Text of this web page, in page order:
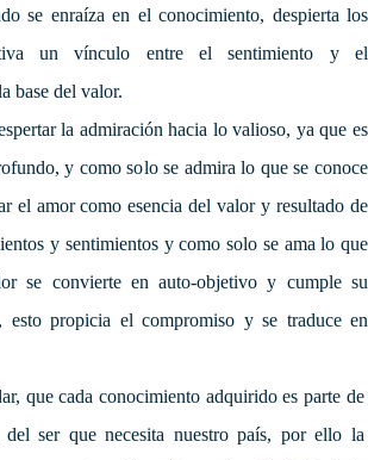
se enraíza en el conocimiento, despierta los
un vínculo entre el sentimiento y el
base del valor.
la admiración hacia lo valioso, ya que es
y como solo se admira lo que se conoce
el amor como esencia del valor y resultado de
y sentimientos y como solo se ama lo que
se convierte en auto-objetivo y cumple su
esto propicia el compromiso y se traduce en
que cada conocimiento adquirido es parte de
ser que necesita nuestro país, por ello la